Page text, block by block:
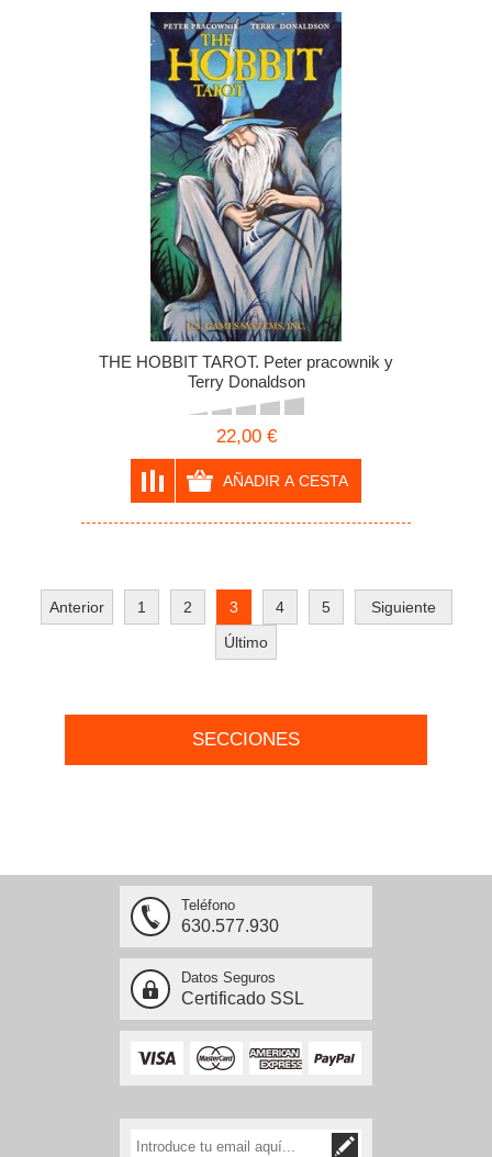
THE HOBBIT TAROT. Peter pracownik y
Terry Donaldson
22,00 €
Anterior 1 2 3 4 5
Siguiente
Último
SECCIONES
Teléfono
630.577.930
Datos Seguros
Certificado SSL